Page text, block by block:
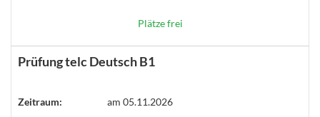
Plätze frei
Prüfung telc Deutsch B1
Zeitraum: am 05.11.2026